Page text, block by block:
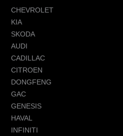
CHEVROLET
KIA
SKODA
AUDI
CADILLAC
CITROEN
DONGFENG
GAC
GENESIS
HAVAL
INFINITI